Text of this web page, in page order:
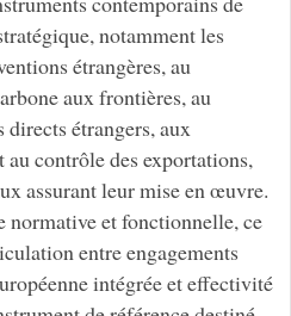
notamment les
étrangères, au
aux frontières, au
directs étrangers, aux
contrôle des exportations,
assurant leur mise en œuvre.
normative et fonctionnelle, ce
entre engagements
intégrée et effectivité